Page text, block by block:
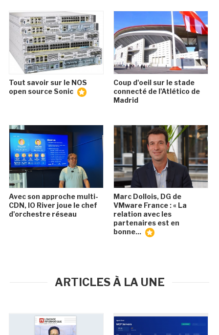
Tout savoir sur le NOS
open source Sonic
Coup d'oeil sur le stade
connecté de l'Atlético de
Madrid
Avec son approche multi-
CDN, IO River joue le chef
d'orchestre réseau
Marc Dollois, DG de
VMware France : « La
relation avec les
partenaires est en
bonne...
ARTICLES À LA UNE